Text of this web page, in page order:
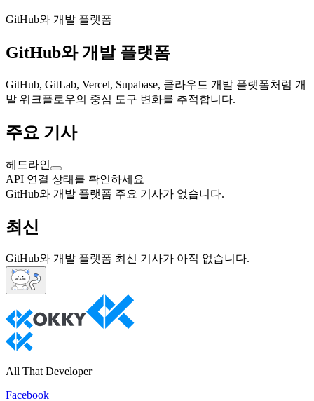
GitHub와 개발 플랫폼
GitHub와 개발 플랫폼
GitHub, GitLab, Vercel, Supabase, 클라우드 개발 플랫폼처럼 개
발 워크플로우의 중심 도구 변화를 추적합니다.
주요 기사
헤드라인
API 연결 상태를 확인하세요
GitHub와 개발 플랫폼 주요 기사가 없습니다.
최신
GitHub와 개발 플랫폼 최신 기사가 아직 없습니다.
All That Developer
Facebook